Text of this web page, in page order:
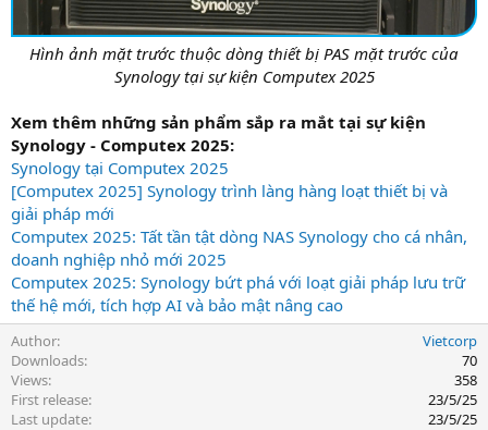
Hình ảnh mặt trước thuộc dòng thiết bị PAS mặt trước của
Synology tại sự kiện Computex 2025
Xem thêm những sản phẩm sắp ra mắt tại sự kiện
Synology - Computex 2025:
Synology tại Computex 2025
[Computex 2025] Synology trình làng hàng loạt thiết bị và
giải pháp mới
Computex 2025: Tất tần tật dòng NAS Synology cho cá nhân,
doanh nghiệp nhỏ mới 2025
Computex 2025: Synology bứt phá với loạt giải pháp lưu trữ
thế hệ mới, tích hợp AI và bảo mật nâng cao
Author
Vietcorp
Downloads
70
Views
358
First release
23/5/25
Last update
23/5/25